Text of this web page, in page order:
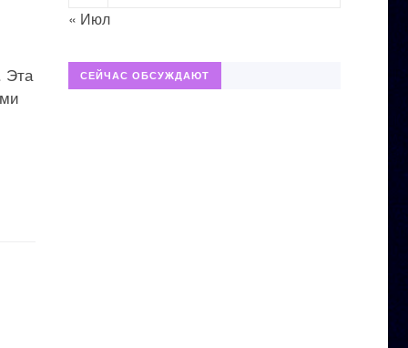
Эта
« Июл
СЕЙЧАС ОБСУЖДАЮТ